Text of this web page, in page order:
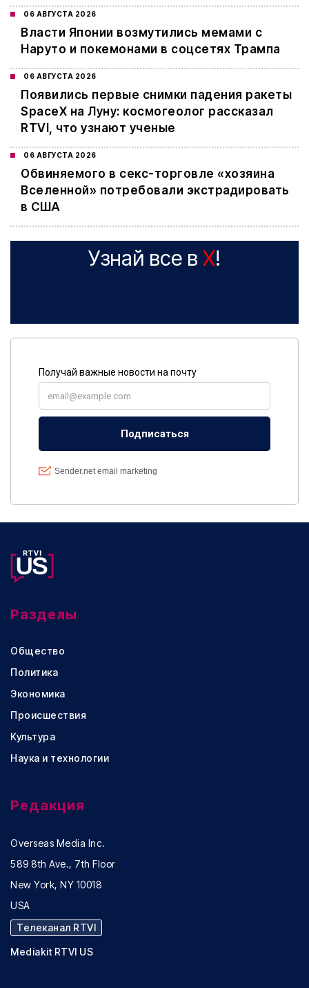
06 АВГУСТА 2026
Власти Японии возмутились мемами с
Наруто и покемонами в соцсетях Трампа
06 АВГУСТА 2026
Появились первые снимки падения ракеты
SpaceX на Луну: космогеолог рассказал
RTVI, что узнают ученые
06 АВГУСТА 2026
Обвиняемого в секс-торговле «хозяина
Вселенной» потребовали экстрадировать
в США
Узнай все в X!
Разделы
Общество
Политика
Экономика
Происшествия
Культура
Наука и технологии
Редакция
Overseas Media Inc.
589 8th Ave., 7th Floor
New York, NY 10018
USA
Телеканал RTVI
Mediakit RTVI US